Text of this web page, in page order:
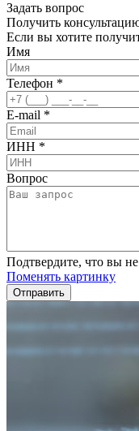
Задать вопрос
Получить
Если вы хотите
Имя
Телефон *
E-mail *
ИНН *
Вопрос
Подтвердите, что вы
Поменять картинку